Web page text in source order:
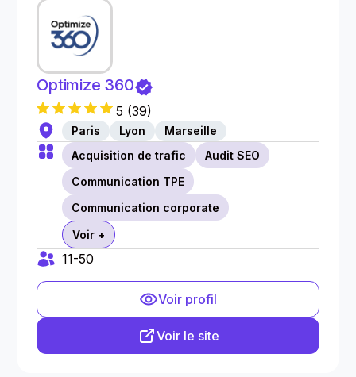
Optimize 360
5 (39)
Paris Lyon
Marseille
Acquisition de trafic
Audit SEO
Communication TPE
Communication corporate
Voir +
11-50
Voir profil
Voir le site